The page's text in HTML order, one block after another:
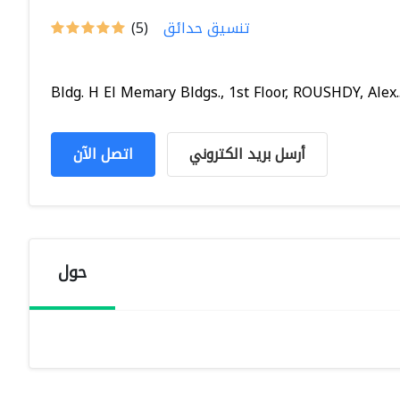
(5) تنسيق حدائق
Bldg. H El Memary Bldgs., 1st Floor, ROUSHDY,
اتصل الآن أرسل بريد الكتروني
حول